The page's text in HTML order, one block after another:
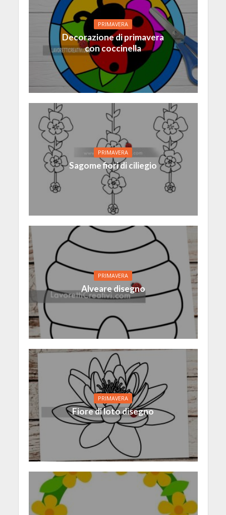
PRIMAVERA
Decorazione di primavera
con coccinella
PRIMAVERA
Sagome fiori di ciliegio
PRIMAVERA
Alveare disegno
PRIMAVERA
Fiore di loto disegno